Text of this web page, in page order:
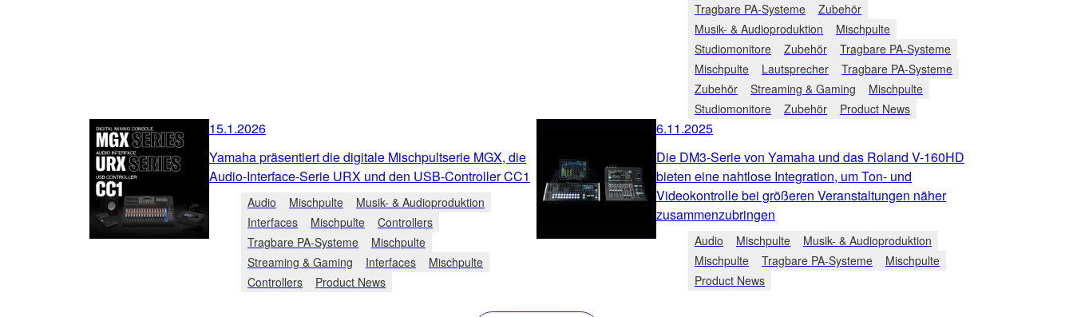
Tragbare PA-Systeme
Zubehör
Musik- & Audioproduktion
Mischpulte
Studiomonitore
Zubehör
Tragbare PA-Systeme
Mischpulte
Lautsprecher
Tragbare PA-Systeme
Zubehör
Streaming & Gaming
Mischpulte
Studiomonitore
Zubehör Product News
15.1.2026
Yamaha präsentiert die digitale Mischpultserie MGX, die
Audio-Interface-Serie URX und den USB-Controller CC1
Audio Mischpulte
Musik- & Audioproduktion
Interfaces
Mischpulte
Controllers
Tragbare PA-Systeme
Mischpulte
Streaming & Gaming
Interfaces
Mischpulte
Controllers
Product News
6.11.2025
Die DM3-Serie von Yamaha und das Roland V-160HD
bieten eine nahtlose Integration, um Ton- und
Videokontrolle bei größeren Veranstaltungen näher
zusammenzubringen
Audio Mischpulte
Musik- & Audioproduktion
Mischpulte
Tragbare PA-Systeme
Mischpulte
Product News